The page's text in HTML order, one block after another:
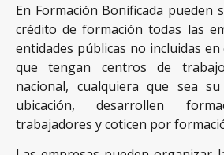
En Formación Bonificada pueden
crédito de formación todas las
entidades públicas no incluidas
que tengan centros de
nacional, cualquiera que sea
ubicación, desarrollen
trabajadores y coticen por